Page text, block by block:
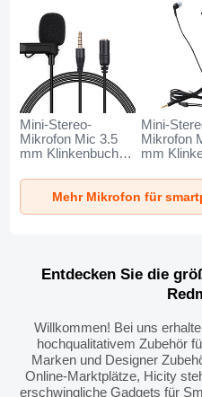
Mini-Stereo-
Mikrofon Mic 3.5
mm Klinkenbuchse
Redmi 4X Schwarz
Mini-
Mikrofon
mm
Redmi
Mehr Mikrofon für
Entdecken Sie die
Willkommen! Bei uns
hochqualitativem Zubehör
Marken und Designer
Online-Marktplätze, Hicity
erschwingliche Gadgets für